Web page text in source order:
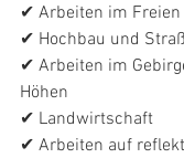
✔ Arbeiten im Freien
✔ Hochbau und
✔ Arbeiten im
Höhen
✔ Landwirtschaft
✔ Arbeiten auf